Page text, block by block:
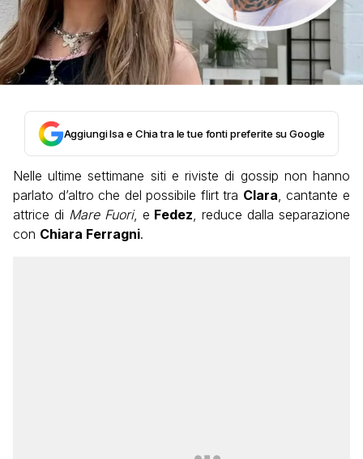
Aggiungi Isa e Chia tra le tue fonti preferite su Google
Nelle ultime settimane siti e riviste di gossip non hanno
parlato d’altro che del possibile flirt tra Clara , cantante e
attrice di Mare Fuori, e Fedez , reduce dalla separazione
con Chiara Ferragni.